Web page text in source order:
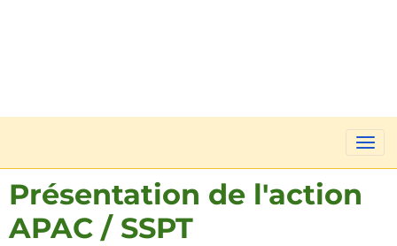
Présentation de l'action
APAC / SSPT